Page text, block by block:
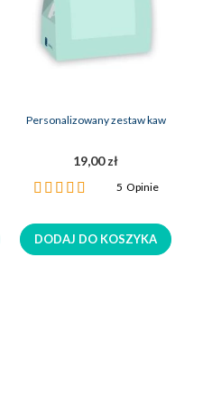
Personalizowany zestaw kaw
19,00 zł
Ocena:
5 Opinie
DODAJ DO KOSZYKA